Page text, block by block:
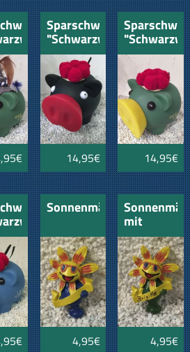
Sparschwein
"Schwarzwald"
schwarz
14,95€
grün
14,95€
Sonnenmännle
4,95€
mit
Deinem
Namen
4,95€